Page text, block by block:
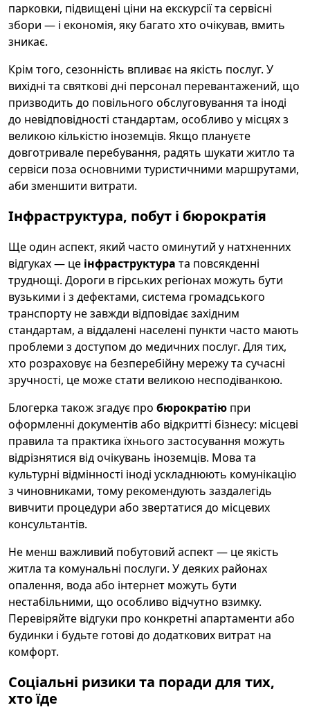
парковки, підвищені ціни на екскурсії та сервісні
збори — і економія, яку багато хто очікував, вмить
зникає.
Крім того, сезонність впливає на якість послуг. У
вихідні та святкові дні персонал перевантажений, що
призводить до повільного обслуговування та іноді
до невідповідності стандартам, особливо у місцях з
великою кількістю іноземців. Якщо плануєте
довготривале перебування, радять шукати житло та
сервіси поза основними туристичними маршрутами,
аби зменшити витрати.
Інфраструктура, побут і бюрократія
Ще один аспект, який часто оминутий у натхненних
відгуках — це інфраструктура та повсякденні
труднощі. Дороги в гірських регіонах можуть бути
вузькими і з дефектами, система громадського
транспорту не завжди відповідає західним
стандартам, а віддалені населені пункти часто мають
проблеми з доступом до медичних послуг. Для тих,
хто розраховує на безперебійну мережу та сучасні
зручності, це може стати великою несподіванкою.
Блогерка також згадує про бюрократію при
оформленні документів або відкритті бізнесу: місцеві
правила та практика їхнього застосування можуть
відрізнятися від очікувань іноземців. Мова та
культурні відмінності іноді ускладнюють комунікацію
з чиновниками, тому рекомендують заздалегідь
вивчити процедури або звертатися до місцевих
консультантів.
Не менш важливий побутовий аспект — це якість
житла та комунальні послуги. У деяких районах
опалення, вода або інтернет можуть бути
нестабільними, що особливо відчутно взимку.
Перевіряйте відгуки про конкретні апартаменти або
будинки і будьте готові до додаткових витрат на
комфорт.
Соціальні ризики та поради для тих,
хто їде